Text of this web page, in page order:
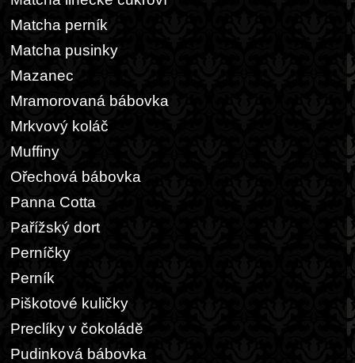
Matcha perník
Matcha pusinky
Mazanec
Mramorovaná bábovka
Mrkvový koláč
Muffiny
Ořechová bábovka
Panna Cotta
Pařížský dort
Perníčky
Perník
Piškotové kuličky
Preclíky v čokoládě
Pudinková bábovka